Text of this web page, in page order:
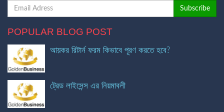
POPULAR BLOG POST
আয়কর রিটার্ন ফরম কিভাবে পূরণ করতে হবে?
ট্রেড লাইসেন্স এর নিয়মাবলী